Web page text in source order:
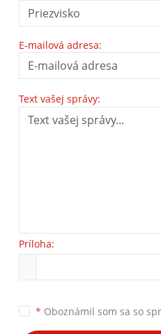
E-mailová adresa:
Text vašej správy:
Príloha:
* Oboznámil som sa so